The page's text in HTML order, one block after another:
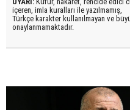
içeren, imla kuralları ile yazılmamış,
Türkçe karakter kullanılmayan ve
onaylanmamaktadır.